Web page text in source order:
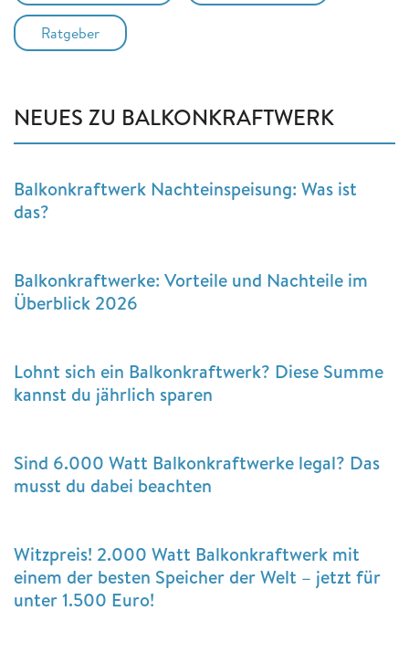
Ratgeber
NEUES ZU BALKONKRAFTWERK
Balkonkraftwerk Nachteinspeisung: Was ist
das?
Balkonkraftwerke: Vorteile und Nachteile im
Überblick 2026
Lohnt sich ein Balkonkraftwerk? Diese Summe
kannst du jährlich sparen
Sind 6.000 Watt Balkonkraftwerke legal? Das
musst du dabei beachten
Witzpreis! 2.000 Watt Balkonkraftwerk mit
einem der besten Speicher der Welt – jetzt für
unter 1.500 Euro!